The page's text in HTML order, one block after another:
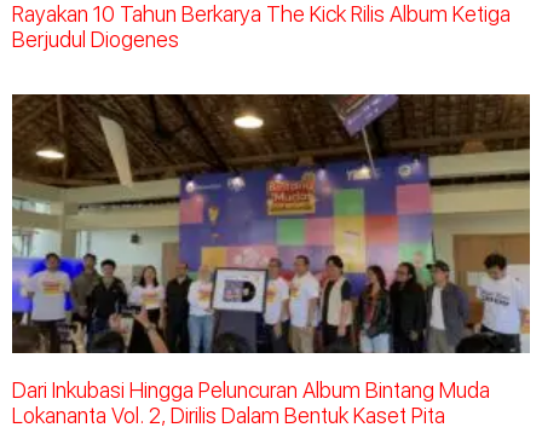
Rayakan 10 Tahun Berkarya The Kick Rilis Album Ketiga
Berjudul Diogenes
Dari Inkubasi Hingga Peluncuran Album Bintang Muda
Lokananta Vol. 2, Dirilis Dalam Bentuk Kaset Pita